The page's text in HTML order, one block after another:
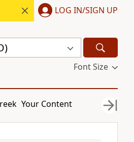
LOG IN/SIGN UP
Font Size
Your Content